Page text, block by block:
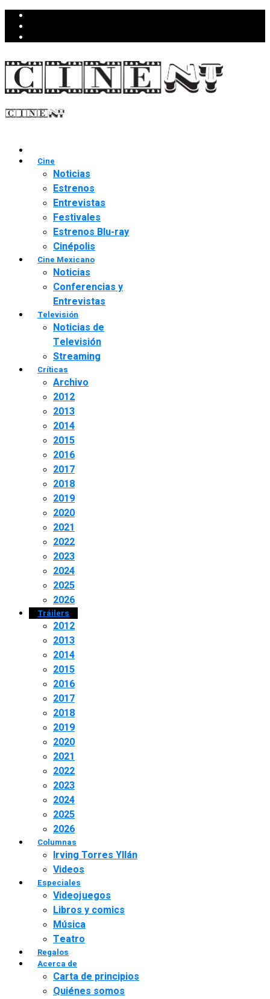
Cine
Noticias
Estrenos
Entrevistas
Festivales
Estrenos Blu-ray
Cinépolis
Cine Mexicano
Noticias
Conferencias y
Entrevistas
Televisión
Noticias de
Televisión
Streaming
Críticas
Archivo
2012
2013
2014
2015
2016
2017
2018
2019
2020
2021
2022
2023
2024
2025
2026
Tráilers
2012
2013
2014
2015
2016
2017
2018
2019
2020
2021
2022
2023
2024
2025
2026
Columnas
Irving Torres Yllán
Videos
Especiales
Videojuegos
Libros y comics
Música
Teatro
Regalos
Acerca de
Carta de principios
Quiénes somos